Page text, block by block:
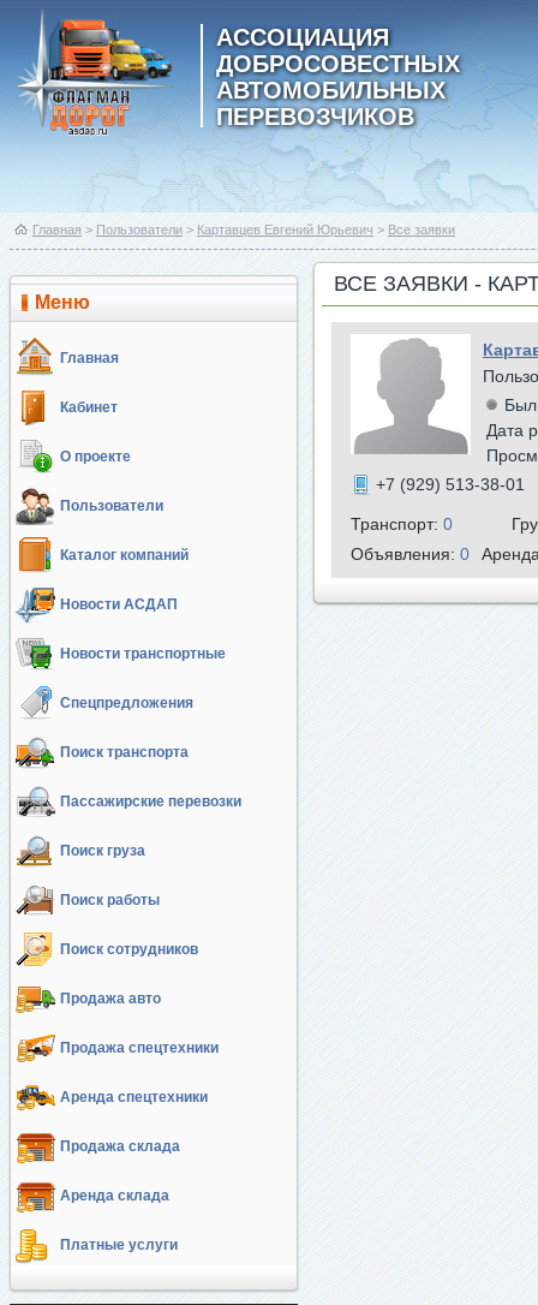
АССОЦИАЦИЯ
ДОБРОСОВЕСТНЫХ
АВТОМОБИЛЬНЫХ
ПЕРЕВОЗЧИКОВ
Главная > Пользователи > Картавцев Евгений Юрьевич > Все заявки
Меню
Главная
Кабинет
О проекте
Пользователи
Каталог компаний
Новости АСДАП
Новости транспортные
Спецпредложения
Поиск транспорта
Пассажирские перевозки
Поиск груза
Поиск работы
Поиск сотрудников
Продажа авто
Продажа спецтехники
Аренда спецтехники
Продажа склада
Аренда склада
Платные услуги
ВСЕ ЗАЯВКИ -
Был
Дата
+7 (929) 513-38-01
Транспорт: 0
Объявления: 0